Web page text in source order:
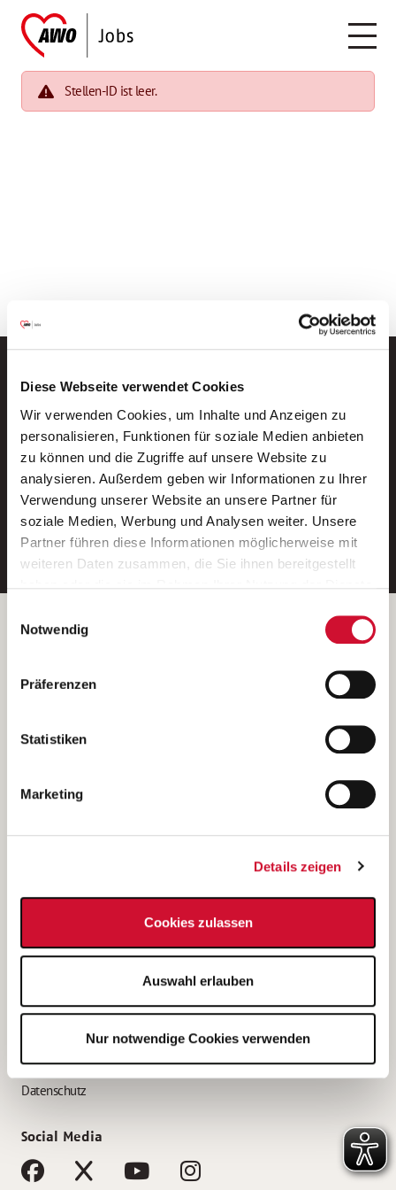
Diese Webseite verwendet Cookies
Wir verwenden Cookies, um Inhalte und Anzeigen zu
personalisieren, Funktionen für soziale Medien anbieten
zu können und die Zugriffe auf unsere Website zu
analysieren. Außerdem geben wir Informationen zu Ihrer
Verwendung unserer Website an unsere Partner für
soziale Medien, Werbung und Analysen weiter. Unsere
Partner führen diese Informationen möglicherweise mit
weiteren Daten zusammen, die Sie ihnen bereitgestellt
Wenn Sie auf „Cookies zulassen“ klicken, so stimmen
Sie der Speicherung sämtlicher Cookies zu. Sie können
Ihre Einwilligung selbstverständlich jederzeit widerrufen,
indem Sie die Cookie-Einstellungen aufrufen und diese
unsererDatenschutzerklärung
Notwendig
Präferenzen
Statistiken
Marketing
Details zeigen
Cookies zulassen
Auswahl erlauben
Nur notwendige Cookies verwenden
Stellen-ID ist leer.
Neue Stellen per E-Mail.
Ein kostenloser Service von AWO
Jobs.
E-Mail-Adresse eintragen
Betreiber der Webseite
Kantstraße 45a
(Ein Tochterunternehmen des AWO Bezirksverbandes Unterfranken
e.V.)
Bewerbung als Altenpflegehelfer*in
Bewerbung als Erzieher*in
AWO Gliederungen nach Bundesland
Impressum
Datenschutz
Social Media